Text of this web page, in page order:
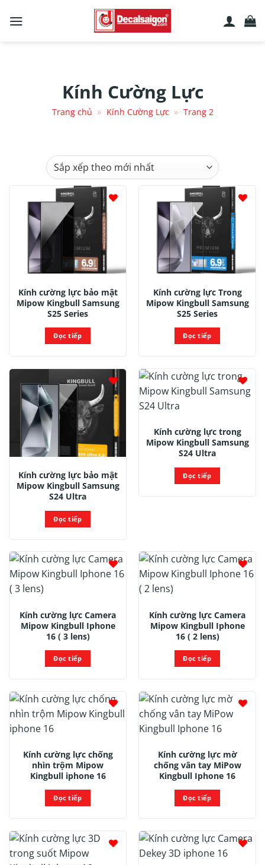
đến
Kính Cường Lực
Trang chủ » Kính Cường Lực » Trang 2
Kính cường lực bảo mật
Mipow Kingbull Samsung
S25 Series
Đọc tiếp
Kính cường lực Trong
Mipow Kingbull Samsung
S25 Series
Đọc tiếp
Kính cường lực bảo mật
Mipow Kingbull Samsung
S24 Ultra
Đọc tiếp
Kính cường lực trong
Mipow Kingbull Samsung
S24 Ultra
Đọc tiếp
Kính cường lực Camera
Mipow Kingbull Iphone
16 ( 3 lens)
Đọc tiếp
Kính cường lực Camera
Mipow Kingbull Iphone
16 ( 2 lens)
Đọc tiếp
Kính cường lực chống
nhìn trộm Mipow
Kingbull iphone 16
Đọc tiếp
Kính cường lực mờ
chống vân tay MiPow
Kingbull Iphone 16
Đọc tiếp